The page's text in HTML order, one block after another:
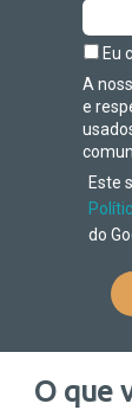
Eu
A
e
Este
do
O que